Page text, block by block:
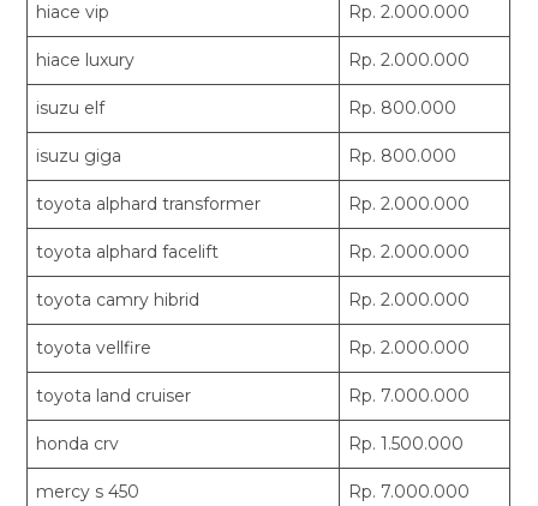
hiace vip Rp. 2.000.000
hiace luxury Rp. 2.000.000
isuzu elf Rp. 800.000
isuzu giga Rp. 800.000
toyota alphard transformer Rp. 2.000.000
toyota alphard facelift Rp. 2.000.000
toyota camry hibrid Rp. 2.000.000
toyota vellfire Rp. 2.000.000
toyota land cruiser Rp. 7.000.000
honda crv Rp. 1.500.000
mercy s 450 Rp. 7.000.000